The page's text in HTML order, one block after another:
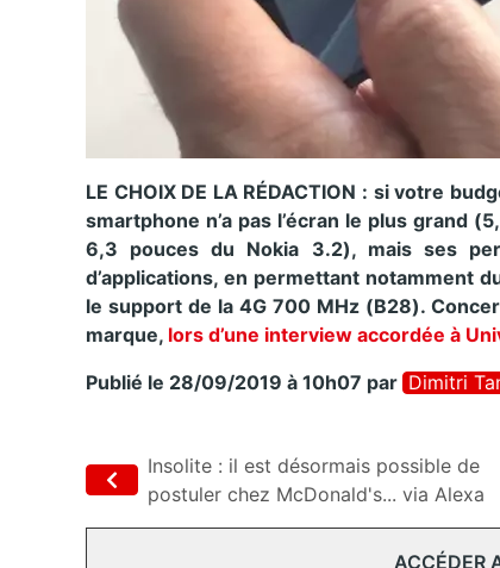
LE CHOIX DE LA RÉDACTION : si votre
smartphone n’a pas l’écran le plus grand
6,3 pouces du Nokia 3.2), mais ses
d’applications, en permettant notamment
le support de la 4G 700 MHz (B28).
marque, lors d’une interview accordée à
Publié le 28/09/2019 à 10h07 par Dimitri
Insolite : il est désormais possible de
postuler chez McDonald's... via Alexa
ACCÉDER